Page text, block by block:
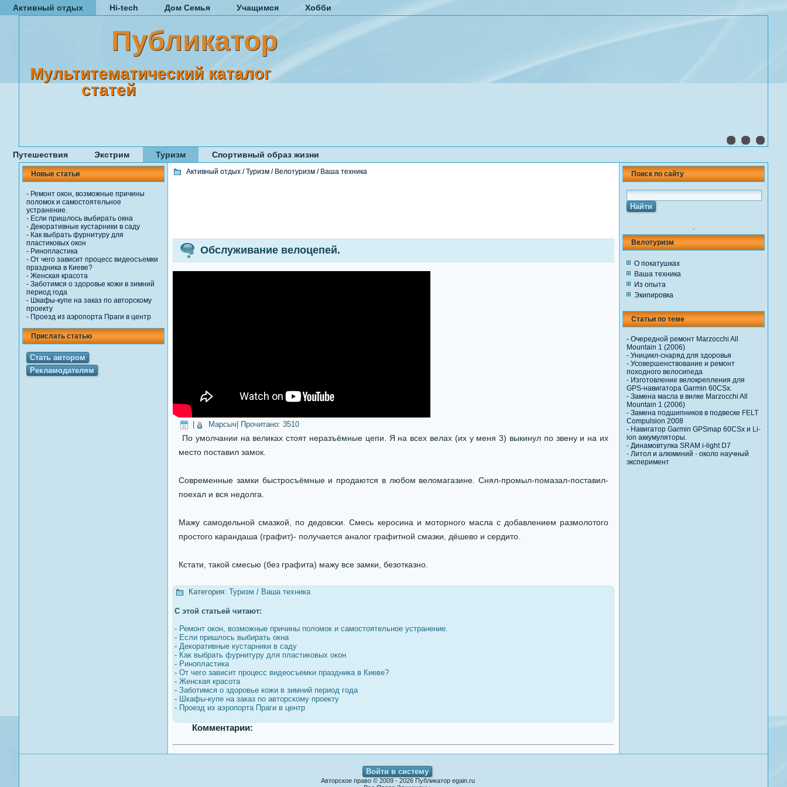
Активный отдых Hi-tech Дом Семья Учащимся Хобби
Публикатор
Мультитематический каталог
статей
Путешествия Экстрим Туризм Спортивный образ жизни
Новые статьи
- Ремонт окон, возможные причины
поломок и самостоятельное
устранение.
- Если пришлось выбирать окна
- Декоративные кустарники в саду
- Как выбрать фурнитуру для
пластиковых окон
- Ринопластика
- От чего зависит процесс видеосъемки
праздника в Киеве?
- Женская красота
- Заботимся о здоровье кожи в зимний
период года
- Шкафы-купе на заказ по авторскому
проекту
- Проезд из аэропорта Праги в центр
Прислать статью
Стать автором
Рекламодателям
Активный отдых /Туризм / Велотуризм / Ваша техника
Обслуживание велоцепей.
Марсыч | Прочитано: 3510
По умолчании на великах стоят неразъёмные цепи. Я на всех велах (их у меня 3) выкинул по звену и на их
место поставил замок.
Современные замки быстросъёмные и продаются в любом веломагазине. Снял-промыл-помазал-поставил-
поехал и вся недолга.
Мажу самодельной смазкой, по дедовски. Смесь керосина и моторного масла с добавлением размолотого
простого карандаша (графит)- получается аналог графитной смазки, дёшево и сердито.
Кстати, такой смесью (без графита) мажу все замки, безотказно.
Категория: Туризм / Ваша техника
С этой статьей читают:
- Ремонт окон, возможные причины поломок и самостоятельное устранение.
- Если пришлось выбирать окна
- Декоративные кустарники в саду
- Как выбрать фурнитуру для пластиковых окон
- Ринопластика
- От чего зависит процесс видеосъемки праздника в Киеве?
- Женская красота
- Заботимся о здоровье кожи в зимний период года
- Шкафы-купе на заказ по авторскому проекту
- Проезд из аэропорта Праги в центр
Комментарии:
Поиск по сайту
.
Велотуризм
О покатушках
Ваша техника
Из опыта
Экипировка
Статьи по теме
- Очередной ремонт Marzocchi All
Mountain 1 (2006)
- Уницикл-снаряд для здоровья
- Усовершенствование и ремонт
походного велосипеда
- Изготовление велокрепления для
GPS-навигатора Garmin 60CSx.
- Замена масла в вилке Marzocchi All
Mountain 1 (2006)
- Замена подшипников в подвеске FELT
Compulsion 2008
- Навигатор Garmin GPSmap 60CSx и Li-
ion аккумуляторы.
- Динамовтулка SRAM i-light D7
- Литол и алюминий - около научный
эксперимент
Войти в систему
Авторское право © 2009 - 2026 Публикатор egain.ru